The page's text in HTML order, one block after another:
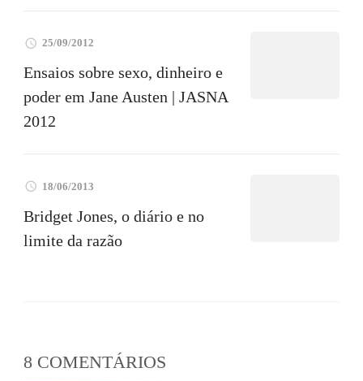
25/09/2012
Ensaios sobre sexo, dinheiro e
poder em Jane Austen | JASNA
2012
18/06/2013
Bridget Jones, o diário e no
limite da razão
8 COMENTÁRIOS